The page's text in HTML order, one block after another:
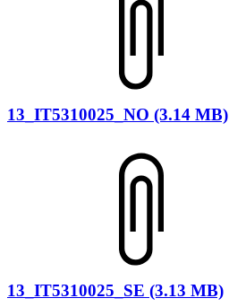
13_IT5310025_NO (3.14 MB)
13_IT5310025_SE (3.13 MB)